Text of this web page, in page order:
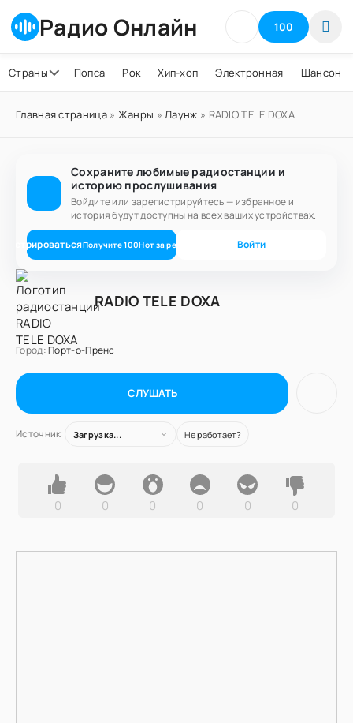
Радио Онлайн 100
Страны Попса Рок Хип-хоп Электронная Шансон
Главная страница» Жанры »Лаунж » RADIO TELE DOXA
Сохраните любимые радиостанции и
историю прослушивания
Войдите или зарегистрируйтесь — избранное и
история будут доступны на всех ваших устройствах.
Получите100Нот за регистрацию Войти
RADIO TELE DOXA
Город:Порт-о-Пренс
СЛУШАТЬ
Источник: Загрузка... Не работает?
0 0 0 0 0 0